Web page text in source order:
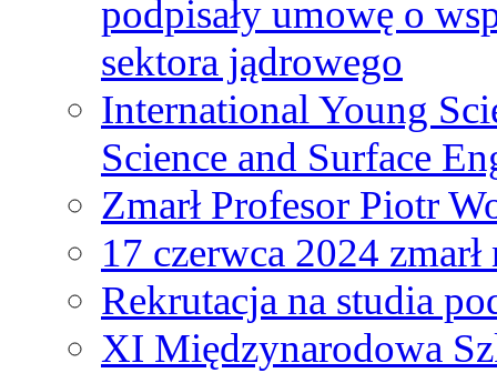
podpisały umowę o
sektora jądrowego
International Young
Science and Surface
Zmarł Profesor Piotr
17 czerwca 2024
Rekrutacja na studia
XI Międzynarodowa